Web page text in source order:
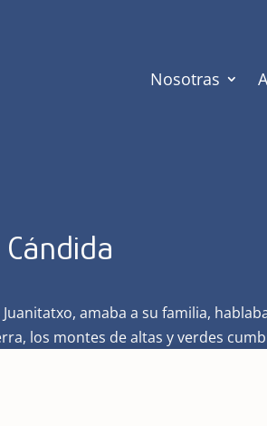
Nosotras
Juanitatxo, amaba a su familia,
los montes de altas y verdes